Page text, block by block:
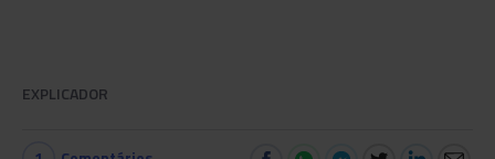
EXPLICADOR